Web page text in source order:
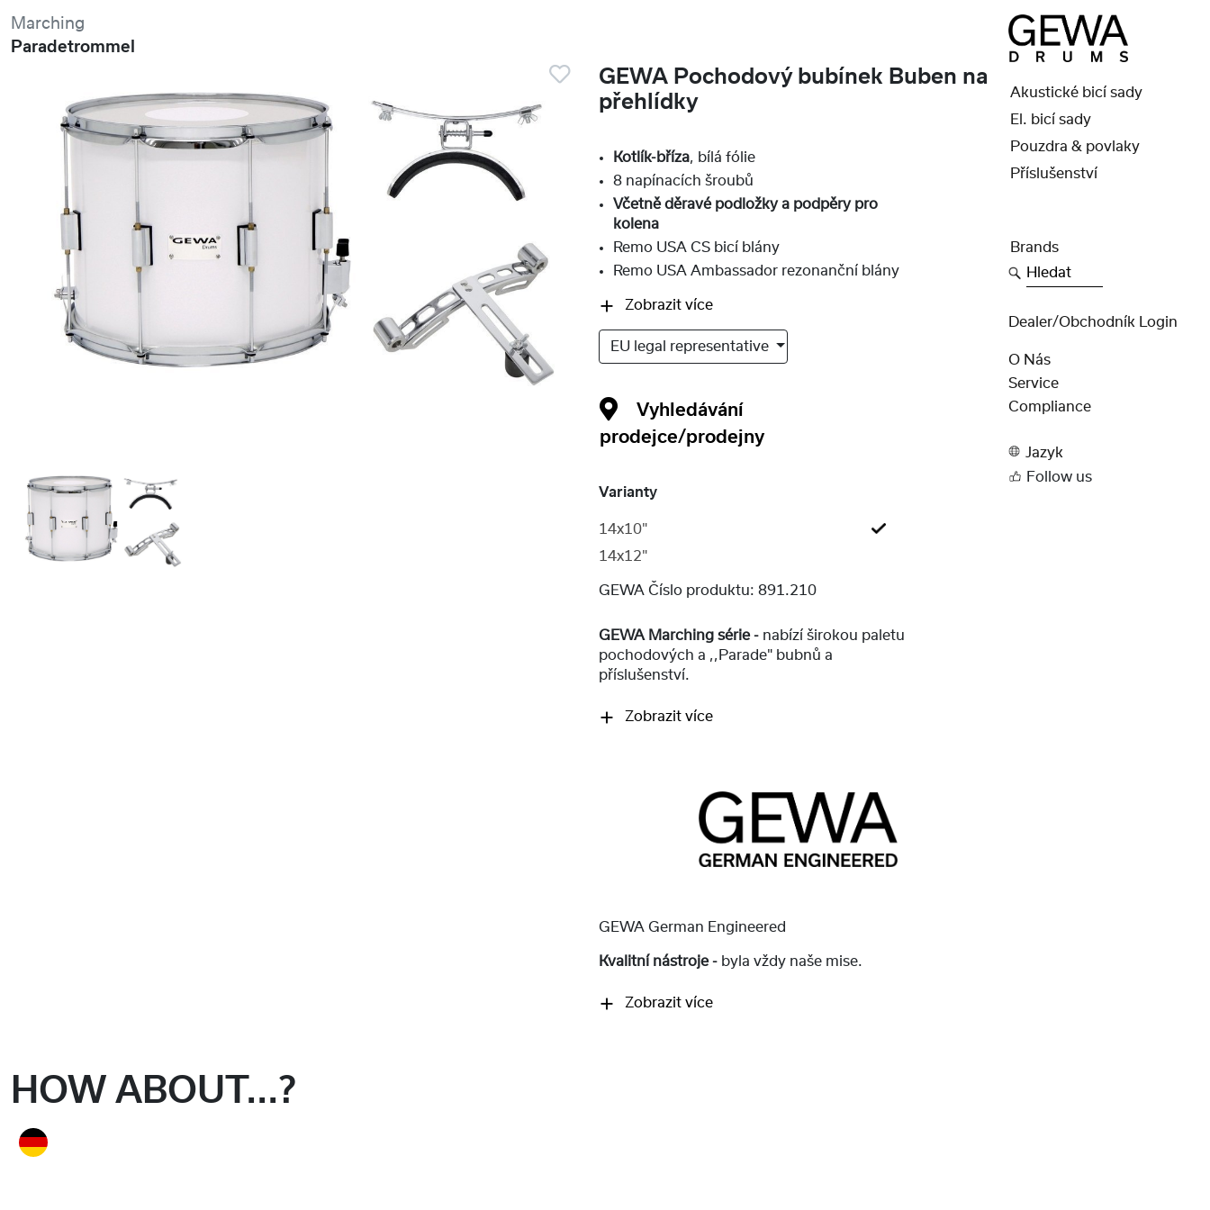
Marching
Paradetrommel
GEWA Pochodový bubínek Buben na
přehlídky
Varianty
14x10"
14x12"
Vyhledávání
prodejce/prodejny
Kotlík-bříza, bílá fólie
8 napínacích šroubů
Včetně děravé podložky a podpěry pro
kolena
Remo USA CS bicí blány
Remo USA Ambassador rezonanční blány
Zobrazit více
EU legal representative
GEWA Číslo produktu: 891.210
GEWA Marching série - nabízí širokou paletu
pochodových a ,,Parade" bubnů a
příslušenství.
Zobrazit více
GEWA German Engineered
Kvalitní nástroje - byla vždy naše mise.
Zobrazit více
HOW ABOUT...?
Akustické bicí sady
El. bicí sady
Pouzdra & povlaky
Příslušenství
Brands
Hledat
Dealer/obchodník Login
O Nás
Service
Compliance
Jazyk
Follow us